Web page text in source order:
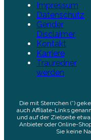
Impressum
Datenschutz
Gender
Disclaimer
Kontakt
Karriere
Trauredner
werden
Die mit Sternchen (*)
auch Affiliate-Links
und auf der Zielseite
Anbieter oder Online-
Sie keine